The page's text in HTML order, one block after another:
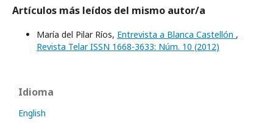
Artículos más leídos del mismo autor/a
María del Pilar Ríos, Entrevista a Blanca Castellón ,
Revista Telar ISSN 1668-3633: Núm. 10 (2012)
Idioma
English